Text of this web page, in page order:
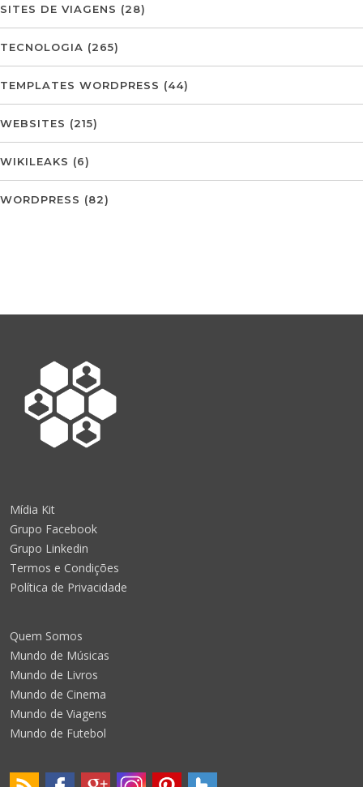
SITES DE VIAGENS (28)
TECNOLOGIA (265)
TEMPLATES WORDPRESS (44)
WEBSITES (215)
WIKILEAKS (6)
WORDPRESS (82)
Mídia Kit
Grupo Facebook
Grupo Linkedin
Termos e Condições
Política de Privacidade
Quem Somos
Mundo de Músicas
Mundo de Livros
Mundo de Cinema
Mundo de Viagens
Mundo de Futebol